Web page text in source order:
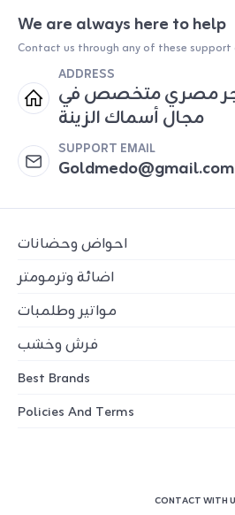
We are always here to help
Contact us through any of these support
ADDRESS
مصري متخصص في
مجال أسماك الزينة
SUPPORT EMAIL
Goldmedo@gmail.com
احواض وحضانات
اضائة وترمومتر
مواتير وطلمبات
فرش وخشب
Best Brands
Policies And Terms
CONTACT WITH